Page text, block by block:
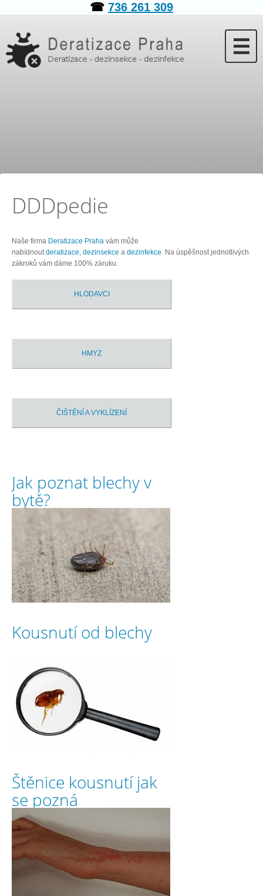
☎ 736 261 309
☰
DDDpedie
Naše firma Deratizace Praha vám může
nabídnoutderatizace, dezinsekce a dezinfekce. Na úspěšnost jednotlivých
zákroků vám dáme 100% záruku.
HLODAVCI
HMYZ
ČIŠTĚNÍ A VYKLÍZENÍ
Jak poznat blechy v
bytě?
Kousnutí od blechy
Štěnice kousnutí jak
se pozná